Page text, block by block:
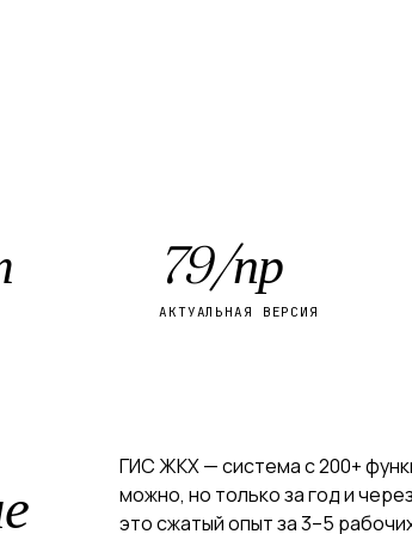
79/пр
АКТУАЛЬНАЯ ВЕРСИЯ
ГИС ЖКХ — система с 200+
можно, но только за год и
это сжатый опыт за 3–5